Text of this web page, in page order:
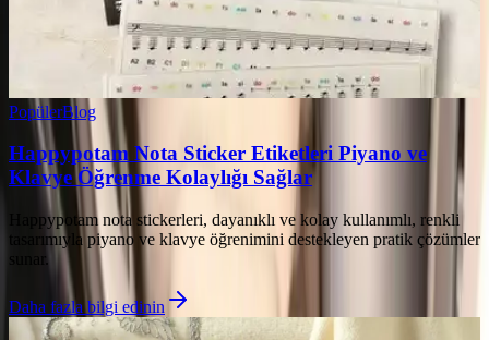
PopülerBlog
Happypotam Nota Sticker Etiketleri Piyano ve
Klavye Öğrenme Kolaylığı Sağlar
Happypotam nota stickerleri, dayanıklı ve kolay kullanımlı, renkli
tasarımıyla piyano ve klavye öğrenimini destekleyen pratik çözümler
sunar.
Daha fazla bilgi edinin